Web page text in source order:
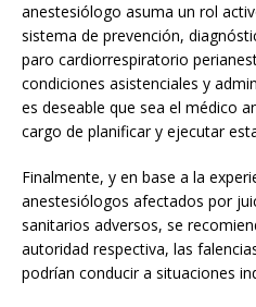
anestesiólogo asuma un rol
sistema de prevención,
paro cardiorrespiratorio
condiciones asistenciales y
es deseable que sea el médico
cargo de planificar y ejecutar
Finalmente, y en base a la
anestesiólogos afectados por
sanitarios adversos, se
autoridad respectiva, las
podrían conducir a situaciones